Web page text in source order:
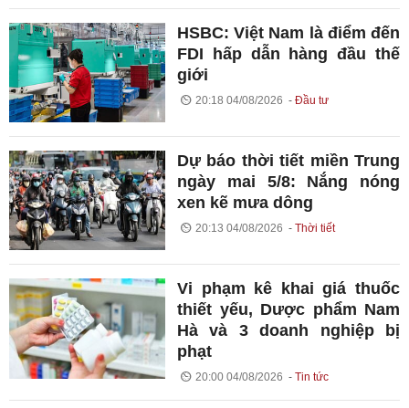
HSBC: Việt Nam là điểm đến
FDI hấp dẫn hàng đầu thế
giới
20:18 04/08/2026 Đầu tư
Dự báo thời tiết miền Trung
ngày mai 5/8: Nắng nóng
xen kẽ mưa dông
20:13 04/08/2026 Thời tiết
Vi phạm kê khai giá thuốc
thiết yếu, Dược phẩm Nam
Hà và 3 doanh nghiệp bị
phạt
20:00 04/08/2026 Tin tức